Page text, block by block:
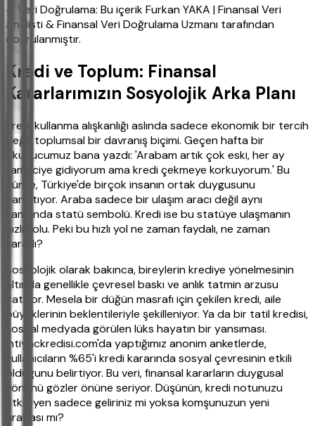
✔ Veri Doğrulama: Bu içerik Furkan YAKA | Finansal Veri
Analisti & Finansal Veri Doğrulama Uzmanı tarafından
doğrulanmıştır.
Kredi ve Toplum: Finansal
Kararlarımızın Sosyolojik Arka Planı
Kredi kullanma alışkanlığı aslında sadece ekonomik bir tercih
değil, toplumsal bir davranış biçimi. Geçen hafta bir
okuyucumuz bana yazdı: 'Arabam artık çok eski, her ay
tamirciye gidiyorum ama kredi çekmeye korkuyorum.' Bu
cümle, Türkiye'de birçok insanın ortak duygusunu
yansıtıyor. Araba sadece bir ulaşım aracı değil aynı
zamanda statü sembolü. Kredi ise bu statüye ulaşmanın
hızlı yolu. Peki bu hızlı yol ne zaman faydalı, ne zaman
zararlı?
Sosyolojik olarak bakınca, bireylerin krediye yönelmesinin
altında genellikle çevresel baskı ve anlık tatmin arzusu
yatıyor. Mesela bir düğün masrafı için çekilen kredi, aile
büyüklerinin beklentileriyle şekilleniyor. Ya da bir tatil kredisi,
sosyal medyada görülen lüks hayatın bir yansıması.
ihtiyackredisi.com'da yaptığımız anonim anketlerde,
kullanıcıların %65'i kredi kararında sosyal çevresinin etkili
olduğunu belirtiyor. Bu veri, finansal kararların duygusal
yönünü gözler önüne seriyor. Düşünün, kredi notunuzu
etkileyen sadece geliriniz mi yoksa komşunuzun yeni
arabası mı?